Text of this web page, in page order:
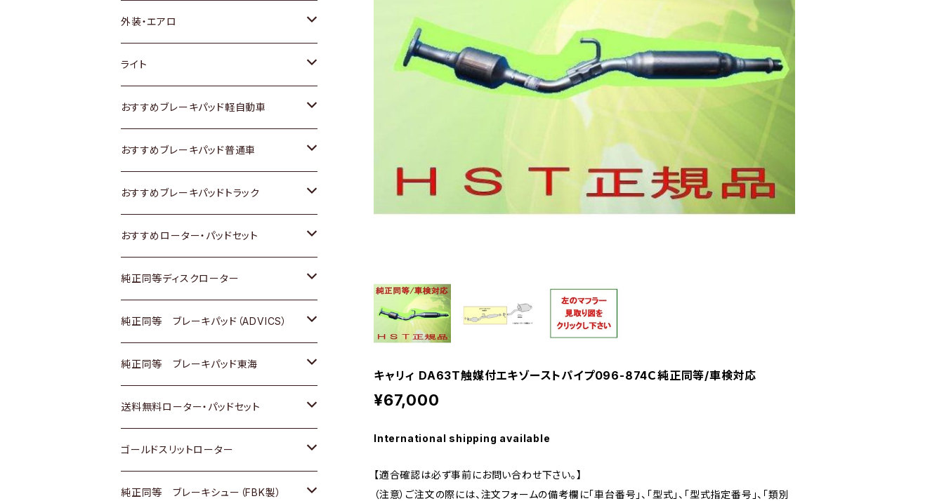
キャリィ DA63T触媒付エキゾーストパイプ096-874Ｃ純正同等/車検対応
¥67,000
International shipping available
【適合確認は必ず事前にお問い合わせ下さい。】
（注意）ご注文の際には、注文フォームの備考欄に「車台番号」、「型式」、「型式指定番号」、「類別
トヨタ
ホンダ
スズキ
日産
いすゞ
ダイハツ
マツダ
三菱
スバル
日野
三菱ふそう
ＢＭＷ
外装・エアロ
トヨタ
ホンダ
スズキ
日産
いすゞ
ダイハツ
マツダ
三菱
日野
三菱ふそう
ライト
トヨタ
スズキ
日産
いすゞ
ダイハツ
三菱
日野
三菱ふそう
その他
おすすめブレーキパッド軽自動車
トヨタ
ホンダ
スズキ
日産
ダイハツ
マツダ
三菱
スバル
おすすめブレーキパッド普通車
トヨタ
ホンダ
スズキ
日産
いすゞ
ダイハツ
マツダ
三菱
おすすめブレーキパッドトラック
トヨタ
日産
いすゞ
ダイハツ
マツダ
三菱
おすすめローター・パッドセット
トヨタ
ホンダ
スズキ
日産
ダイハツ
マツダ
純正同等ディスクローター
トヨタ
ホンダ
スズキ
日産
いすゞ
純正同等 ブレーキパッド（ADVICS）
トヨタ
ホンダ
スズキ
日産
純正同等 ブレーキパッド東海
トヨタ
ホンダ
日産
送料無料ローター・パッドセット
トヨタ
ホンダ
ゴールドスリットローター
トヨタ
純正同等 ブレーキシュー（FBK製）